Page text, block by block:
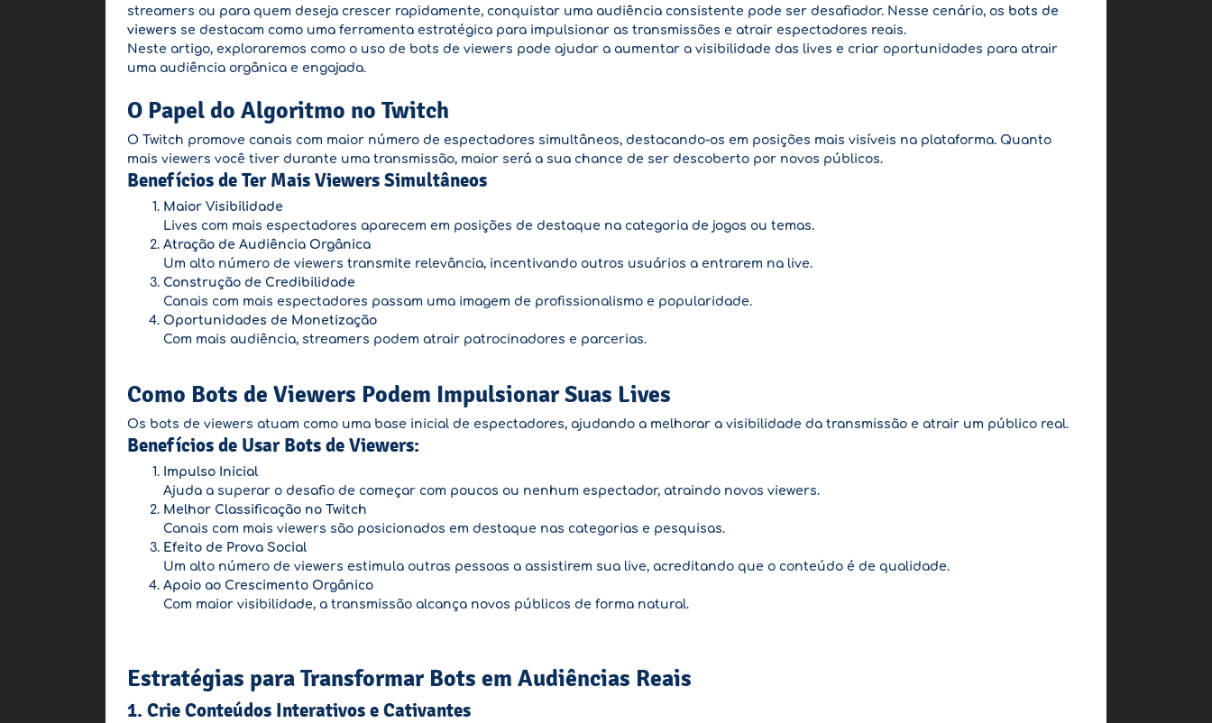
streamers ou para quem deseja crescer rapidamente, conquistar uma audiência consistente pode ser desafiador. Nesse cenário, os bots de
viewers se destacam como uma ferramenta estratégica para impulsionar as transmissões e atrair espectadores reais.
Neste artigo, exploraremos como o uso de bots de viewers pode ajudar a aumentar a visibilidade das lives e criar oportunidades para atrair
uma audiência orgânica e engajada.
O Papel do Algoritmo no Twitch
O Twitch promove canais com maior número de espectadores simultâneos, destacando-os em posições mais visíveis na plataforma. Quanto
mais viewers você tiver durante uma transmissão, maior será a sua chance de ser descoberto por novos públicos.
Benefícios de Ter Mais Viewers Simultâneos
Maior Visibilidade
Lives com mais espectadores aparecem em posições de destaque na categoria de jogos ou temas.
Atração de Audiência Orgânica
Um alto número de viewers transmite relevância, incentivando outros usuários a entrarem na live.
Construção de Credibilidade
Canais com mais espectadores passam uma imagem de profissionalismo e popularidade.
Oportunidades de Monetização
Com mais audiência, streamers podem atrair patrocinadores e parcerias.
Como Bots de Viewers Podem Impulsionar Suas Lives
Os bots de viewers atuam como uma base inicial de espectadores, ajudando a melhorar a visibilidade da transmissão e atrair um público real.
Benefícios de Usar Bots de Viewers:
Impulso Inicial
Ajuda a superar o desafio de começar com poucos ou nenhum espectador, atraindo novos viewers.
Melhor Classificação no Twitch
Canais com mais viewers são posicionados em destaque nas categorias e pesquisas.
Efeito de Prova Social
Um alto número de viewers estimula outras pessoas a assistirem sua live, acreditando que o conteúdo é de qualidade.
Apoio ao Crescimento Orgânico
Com maior visibilidade, a transmissão alcança novos públicos de forma natural.
Estratégias para Transformar Bots em Audiências Reais
1. Crie Conteúdos Interativos e Cativantes